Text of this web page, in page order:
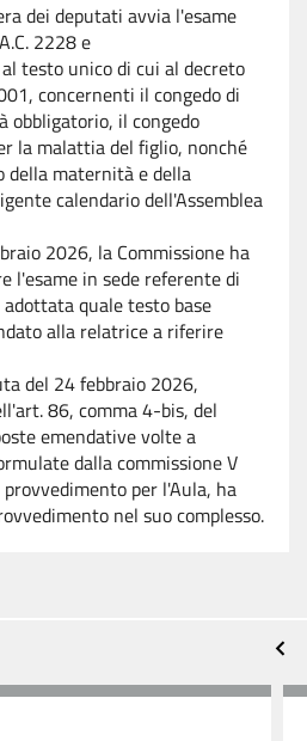
dei deputati avvia l'esame
2228e
testo unico di cui al decreto
concernenti il congedo di
il congedo
la malattia del figlio, nonché
della maternità e della
calendario dell'Assemblea
2026, la Commissione ha
l'esame in sede referente di
quale testo base
alla relatricea riferire
del 24 febbraio 2026,
86, comma 4-bis, del
emendative volte a
dalla commissione V
per l'Aula, ha
nel suo complesso.